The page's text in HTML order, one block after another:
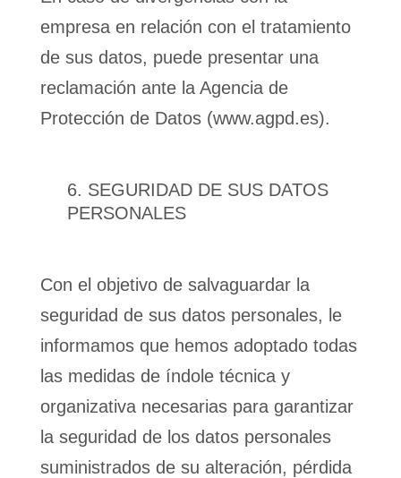
empresa en relación con el tratamiento
de sus datos, puede presentar una
reclamación ante la Agencia de
Protección de Datos (www.agpd.es).
SEGURIDAD DE SUS DATOS
PERSONALES
Con el objetivo de salvaguardar la
seguridad de sus datos personales, le
informamos que hemos adoptado todas
las medidas de índole técnica y
organizativa necesarias para garantizar
la seguridad de los datos personales
suministrados de su alteración, pérdida